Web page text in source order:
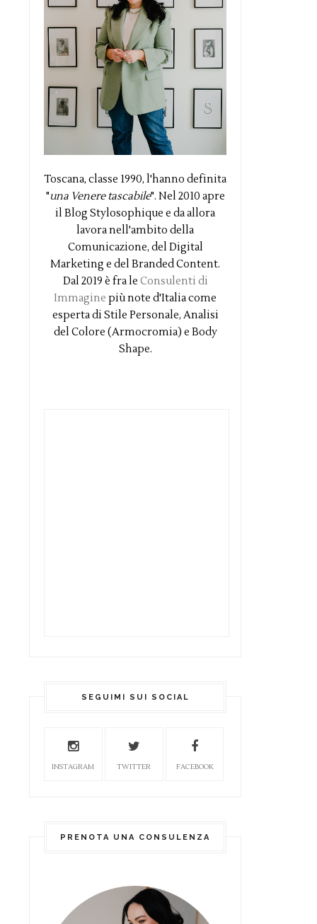
Toscana, classe 1990, l'hanno definita
"una Venere tascabile". Nel 2010 apre
il Blog Stylosophique e da allora
lavora nell'ambito della
Comunicazione, del Digital
Marketing e del Branded Content.
Dal 2019 è fra le Consulenti di
Immagine più note d'Italia come
esperta di Stile Personale, Analisi
del Colore (Armocromia) e Body
Shape.
SEGUIMI SUI SOCIAL
INSTAGRAM TWITTER FACEBOOK
PRENOTA UNA CONSULENZA